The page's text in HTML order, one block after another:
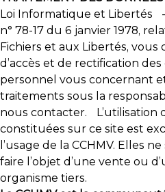
Loi Informatique et Libertés
n° 78-17 du 6 janvier 1978,
Fichiers et aux Libertés, vous
d’accès et de rectification
personnel vous concernant
traitements sous la
nous contacter. L’utilisation
constituées sur ce site est
l’usage de la CCHMV. Elles
faire l’objet d’une vente ou
organisme tiers.